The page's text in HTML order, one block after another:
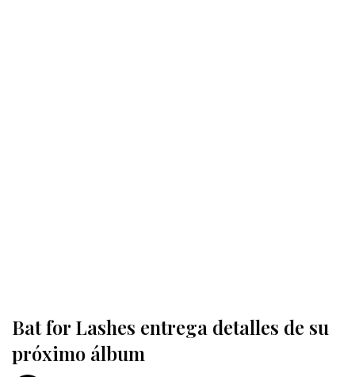
Bat for Lashes entrega detalles de su
próximo álbum